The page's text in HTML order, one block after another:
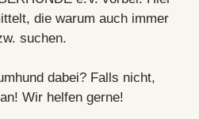
die warum auch immer
suchen.
dabei? Falls nicht,
Wir helfen gerne!